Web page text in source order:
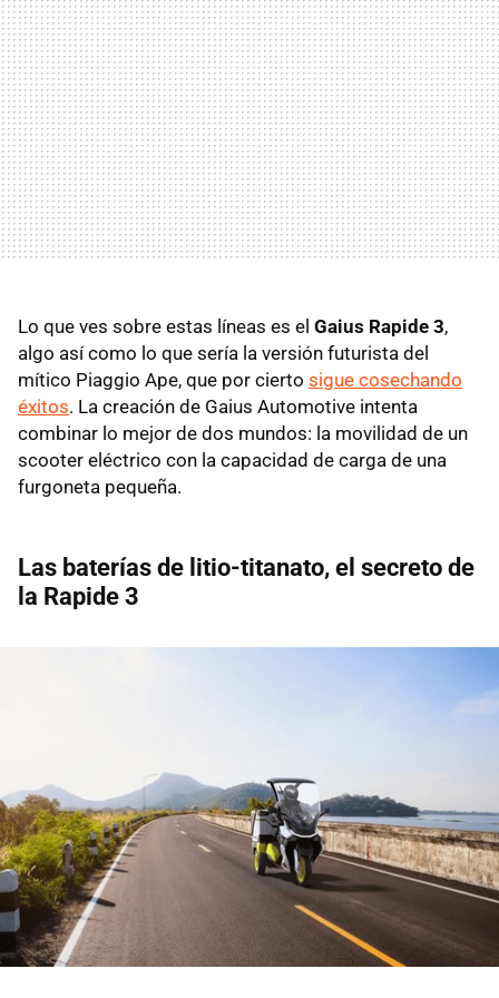
Lo que ves sobre estas líneas es el Gaius Rapide 3,
algo así como lo que sería la versión futurista del
mítico Piaggio Ape, que por cierto sigue cosechando
éxitos. La creación de Gaius Automotive intenta
combinar lo mejor de dos mundos: la movilidad de un
scooter eléctrico con la capacidad de carga de una
furgoneta pequeña.
Las baterías de litio-titanato, el secreto de
la Rapide 3